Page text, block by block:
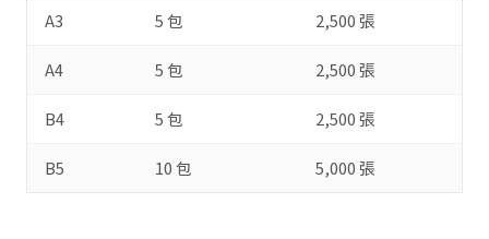
A3 5 包 2,500 張
A4 5 包 2,500 張
B4 5 包 2,500 張
B5 10 包 5,000 張